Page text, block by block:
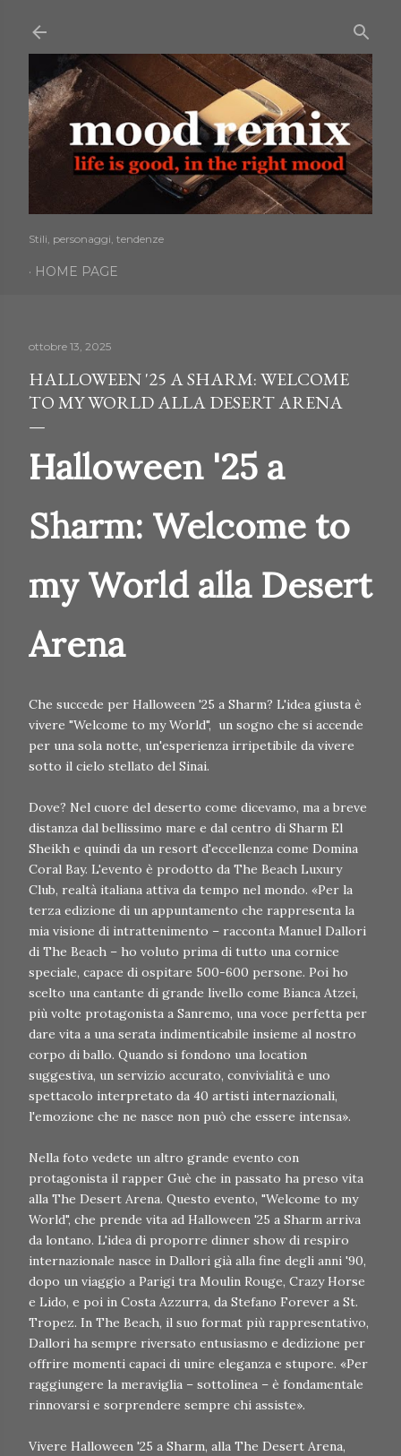
Stili, personaggi, tendenze
HOME PAGE
ottobre 13, 2025
HALLOWEEN '25 A SHARM: WELCOME
TO MY WORLD ALLA DESERT ARENA
Halloween '25 a
Sharm: Welcome to
my World alla Desert
Arena
Che succede per Halloween '25 a Sharm? L'idea giusta è
vivere "Welcome to my World", un sogno che si accende
per una sola notte, un'esperienza irripetibile da vivere
sotto il cielo stellato del Sinai.
Dove? Nel cuore del deserto come dicevamo, ma a breve
distanza dal bellissimo mare e dal centro di Sharm El
Sheikh e quindi da un resort d'eccellenza come Domina
Coral Bay. L'evento è prodotto da The Beach Luxury
Club, realtà italiana attiva da tempo nel mondo. «Per la
terza edizione di un appuntamento che rappresenta la
mia visione di intrattenimento – racconta Manuel Dallori
di The Beach – ho voluto prima di tutto una cornice
speciale, capace di ospitare 500-600 persone. Poi ho
scelto una cantante di grande livello come Bianca Atzei,
più volte protagonista a Sanremo, una voce perfetta per
dare vita a una serata indimenticabile insieme al nostro
corpo di ballo. Quando si fondono una location
suggestiva, un servizio accurato, convivialità e uno
spettacolo interpretato da 40 artisti internazionali,
l'emozione che ne nasce non può che essere intensa».
Nella foto vedete un altro grande evento con
protagonista il rapper Guè che in passato ha preso vita
alla The Desert Arena. Questo evento, "Welcome to my
World", che prende vita ad Halloween '25 a Sharm arriva
da lontano. L'idea di proporre dinner show di respiro
internazionale nasce in Dallori già alla fine degli anni '90,
dopo un viaggio a Parigi tra Moulin Rouge, Crazy Horse
e Lido, e poi in Costa Azzurra, da Stefano Forever a St.
Tropez. In The Beach, il suo format più rappresentativo,
Dallori ha sempre riversato entusiasmo e dedizione per
offrire momenti capaci di unire eleganza e stupore. «Per
raggiungere la meraviglia – sottolinea – è fondamentale
rinnovarsi e sorprendere sempre chi assiste».
Vivere Halloween '25 a Sharm, alla The Desert Arena,